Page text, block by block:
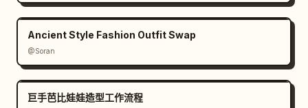
Ancient Style Fashion Outfit Swap
@Soran
巨手芭比娃娃造型工作流程